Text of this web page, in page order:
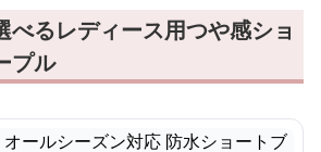
べるレディース用つや感ショ
プル